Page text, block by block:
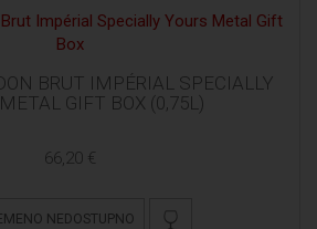
BRUT IMPÉRIAL SPECIALLY
GIFT BOX (0,75L)
66,20 €
NEDOSTUPNO